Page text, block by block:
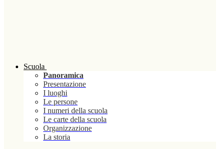
Scuola
Panoramica
Presentazione
I luoghi
Le persone
I numeri della scuola
Le carte della scuola
Organizzazione
La storia